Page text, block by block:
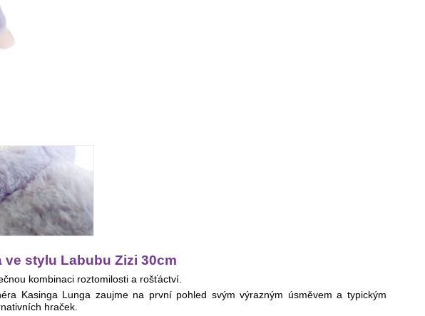
stylu Labubu Zizi 30cm
kombinaci roztomilosti a rošťáctví.
Kasinga Lunga zaujme na první pohled svým výrazným úsměvem a typickým
hraček.